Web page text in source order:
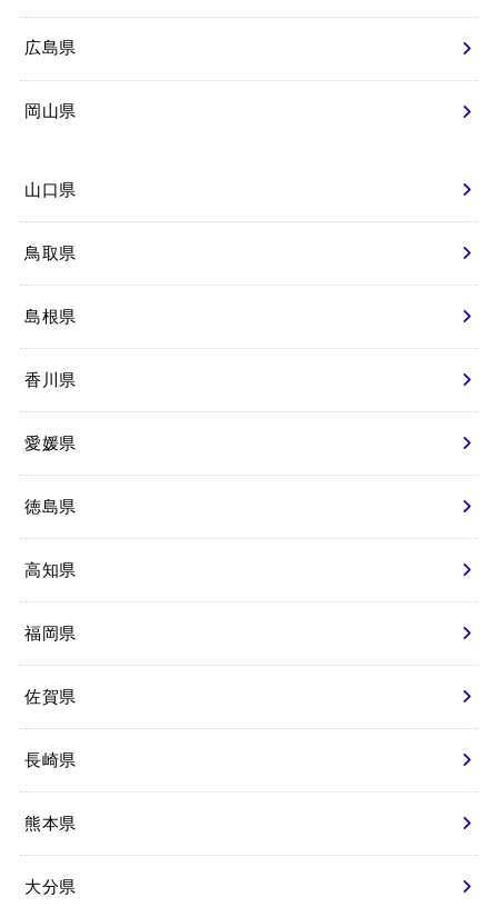
広島県
岡山県
山口県
鳥取県
島根県
香川県
愛媛県
徳島県
高知県
福岡県
佐賀県
長崎県
熊本県
大分県